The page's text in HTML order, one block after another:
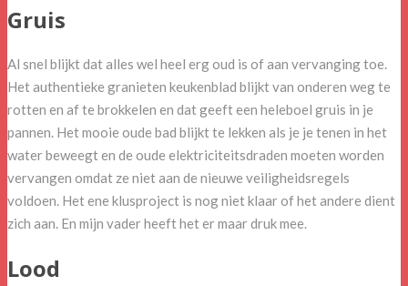
Gruis
Al snel blijkt dat alles wel heel erg oud is of aan vervanging toe.
Het authentieke granieten keukenblad blijkt van onderen weg te
rotten en af te brokkelen en dat geeft een heleboel gruis in je
pannen. Het mooie oude bad blijkt te lekken als je je tenen in het
water beweegt en de oude elektriciteitsdraden moeten worden
vervangen omdat ze niet aan de nieuwe veiligheidsregels
voldoen. Het ene klusproject is nog niet klaar of het andere dient
zich aan. En mijn vader heeft het er maar druk mee.
Lood